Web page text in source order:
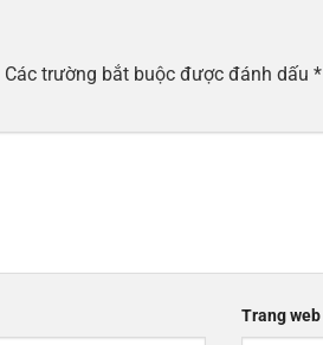
Các trường bắt buộc được đánh dấu *
Trang web